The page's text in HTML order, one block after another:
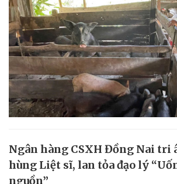
Ngân hàng CSXH Đồng Nai tri
hùng Liệt sĩ, lan tỏa đạo lý
nguồn”